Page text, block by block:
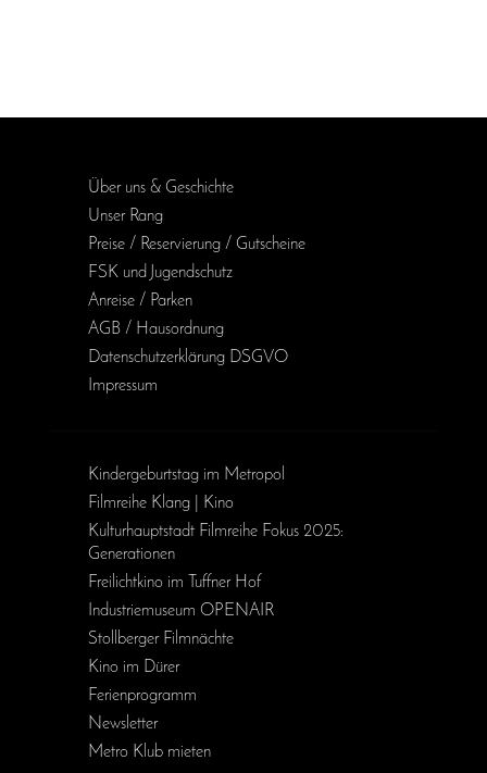
Über uns & Geschichte
Unser Rang
Preise / Reservierung / Gutscheine
FSK und Jugendschutz
Anreise / Parken
AGB / Haus­ordnung
Daten­schutz­erklärung DSGVO
Impressum
Kinder­geburts­tag im Metropol
Filmreihe Klang | Kino
Kulturhauptstadt Filmreihe Fokus 2025:
Generationen
Freilichtkino im Tuffner Hof
Industriemuseum OPENAIR
Stollberger Filmnächte
Kino im Dürer
Ferienprogramm
Newsletter
Metro Klub mieten